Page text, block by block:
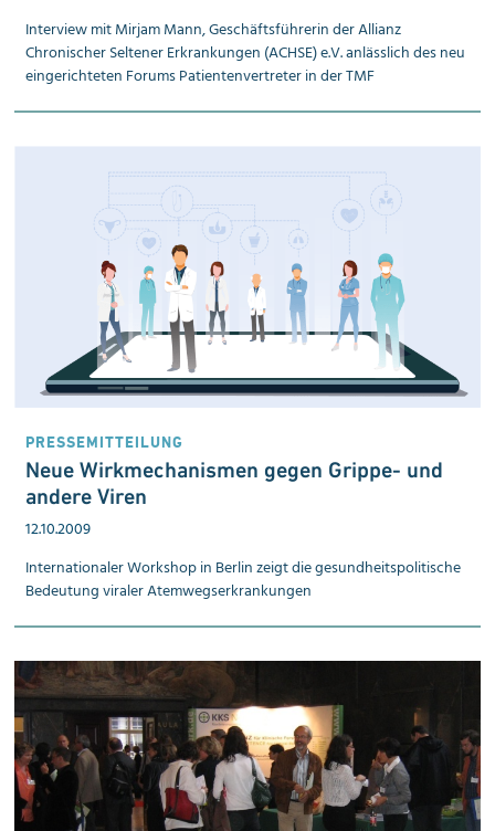
Interview mit Mirjam Mann, Geschäftsführerin der Allianz
Chronischer Seltener Erkrankungen (ACHSE) e.V. anlässlich des neu
eingerichteten Forums Patienten­vertreter in der TMF
PRESSEMITTEILUNG
Neue Wirk­mechanismen gegen Grippe- und
andere Viren
12.10.2009
Internationaler Workshop in Berlin zeigt die gesund­heits­politische
Bedeutung viraler Atem­wegs­erkrankungen